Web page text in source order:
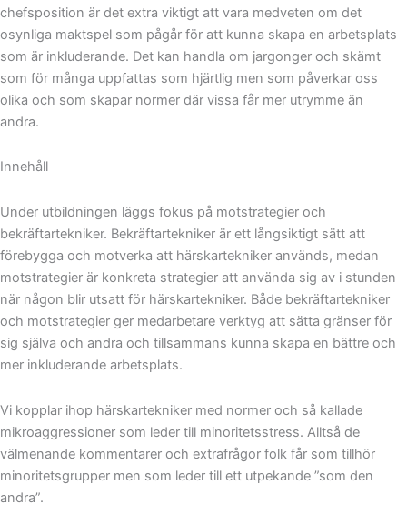
chefsposition är det extra viktigt att vara medveten om det
osynliga maktspel som pågår för att kunna skapa en arbetsplats
som är inkluderande. Det kan handla om jargonger och skämt
som för många uppfattas som hjärtlig men som påverkar oss
olika och som skapar normer där vissa får mer utrymme än
andra.
Innehåll
Under utbildningen läggs fokus på motstrategier och
bekräftartekniker. Bekräftartekniker är ett långsiktigt sätt att
förebygga och motverka att härskartekniker används, medan
motstrategier är konkreta strategier att använda sig av i stunden
när någon blir utsatt för härskartekniker. Både bekräftartekniker
och motstrategier ger medarbetare verktyg att sätta gränser för
sig själva och andra och tillsammans kunna skapa en bättre och
mer inkluderande arbetsplats.
Vi kopplar ihop härskartekniker med normer och så kallade
mikroaggressioner som leder till minoritetsstress. Alltså de
välmenande kommentarer och extrafrågor folk får som tillhör
minoritetsgrupper men som leder till ett utpekande ”som den
andra”.